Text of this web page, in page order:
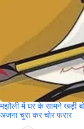
मझौली में घर के सामने खड़ी
अजना चुरा कर चोर फरार